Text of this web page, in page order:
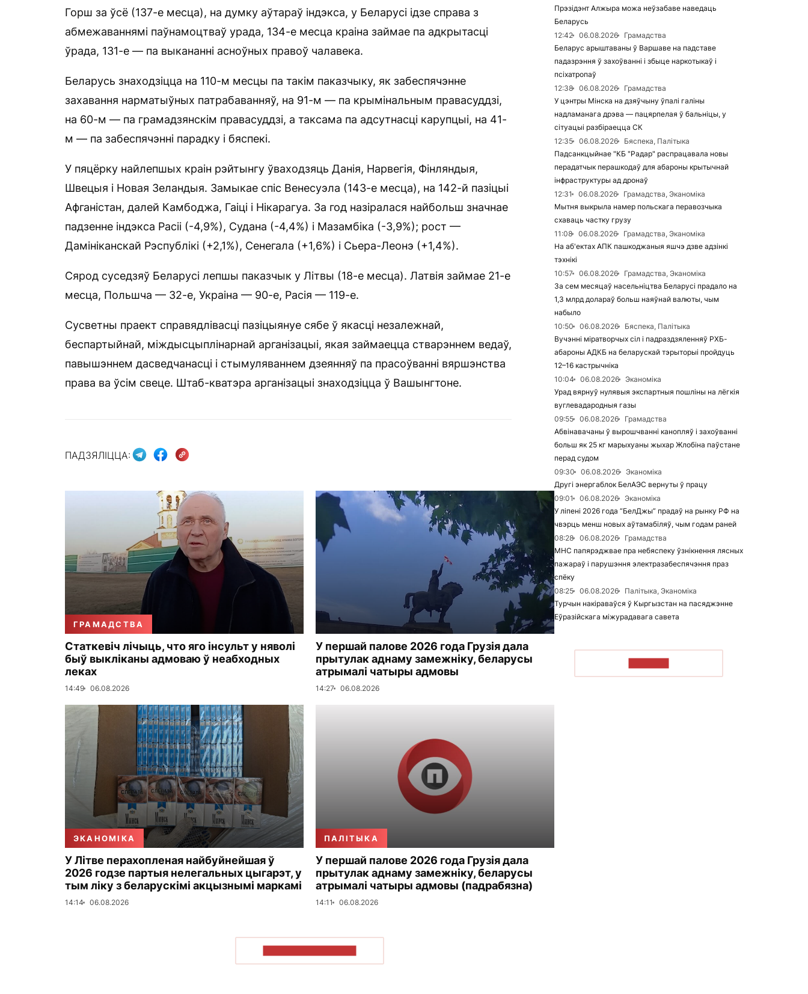
Горш за ўсё (137-е месца), на думку аўтараў індэкса, у Беларусі ідзе справа з
абмежаваннямі паўнамоцтваў урада, 134-е месца краіна займае па адкрытасці
ўрада, 131-е — па выкананні асноўных правоў чалавека.
Беларусь знаходзіцца на 110-м месцы па такім паказчыку, як забеспячэнне
захавання нарматыўных патрабаванняў, на 91-м — па крымінальным правасуддзі,
на 60-м — па грамадзянскім правасуддзі, а таксама па адсутнасці карупцыі, на 41-
м — па забеспячэнні парадку і бяспекі.
У пяцёрку найлепшых краін рэйтынгу ўваходзяць Данія, Нарвегія, Фінляндыя,
Швецыя і Новая Зеландыя. Замыкае спіс Венесуэла (143-е месца), на 142-й пазіцыі
Афганістан, далей Камбоджа, Гаіці і Нікарагуа. За год назіралася найбольш значнае
падзенне індэкса Расіі (-4,9%), Судана (-4,4%) і Мазамбіка (-3,9%); рост —
Дамініканскай Рэспублікі (+2,1%), Сенегала (+1,6%) і Сьера-Леонэ (+1,4%).
Сярод суседзяў Беларусі лепшы паказчык у Літвы (18-е месца). Латвія займае 21-е
месца, Польшча — 32-е, Украіна — 90-е, Расія — 119-е.
Сусветны праект справядлівасці пазіцыянуе сябе ў якасці незалежнай,
беспартыйнай, міждысцыплінарнай арганізацыі, якая займаецца стварэннем ведаў,
павышэннем дасведчанасці і стымуляваннем дзеянняў па прасоўванні вяршэнства
права ва ўсім свеце. Штаб-кватэра арганізацыі знаходзіцца ў Вашынгтоне.
ПАДЗЯЛІЦЦА:
ГРАМАДСТВА
Статкевіч лічыць, что яго інсульт у няволі
быў выкліканы адмоваю ў неабходных
леках
14:49 06.08.2026
У першай палове 2026 года Грузія дала
прытулак аднаму замежніку, беларусы
атрымалі чатыры адмовы
14:27 06.08.2026
ЭКАНОМІКА
У Літве перахопленая найбуйнейшая ў
2026 годзе партыя нелегальных цыгарэт, у
тым ліку з беларускімі акцызнымі маркамі
14:14 06.08.2026
ПАЛІТЫКА
У першай палове 2026 года Грузія дала
прытулак аднаму замежніку, беларусы
атрымалі чатыры адмовы (падрабязна)
14:11 06.08.2026
Прэзідэнт Алжыра можа неўзабаве наведаць
Беларусь
12:42
06.08.2026
Грамадства
Беларус арыштаваны ў Варшаве на падставе
падазрэння ў захоўванні і збыце наркотыкаў і
псіхатропаў
12:38
06.08.2026
Грамадства
У цэнтры Мінска на дзяўчыну ўпалі галіны
надламанага дрэва — пацярпелая ў бальніцы, у
сітуацыі разбіраецца СК
12:35
06.08.2026
Бяспека, Палітыка
Падсанкцыйнае "КБ "Радар" распрацавала новы
перадатчык перашкодаў для абароны крытычнай
інфраструктуры ад дронаў
12:31
06.08.2026
Грамадства, Эканоміка
Мытня выкрыла намер польскага перавозчыка
схаваць частку грузу
11:08
06.08.2026
Грамадства, Эканоміка
На аб'ектах АПК пашкоджаныя яшчэ дзве адзінкі
тэхнікі
10:57
06.08.2026
Грамадства, Эканоміка
За сем месяцаў насельніцтва Беларусі прадало на
1,3 млрд долараў больш наяўнай валюты, чым
набыло
10:50
06.08.2026
Бяспека, Палітыка
Вучэнні міратворчых сіл і падраздзяленняў РХБ-
абароны АДКБ на беларускай тэрыторыі пройдуць
12–16 кастрычніка
10:04
06.08.2026
Эканоміка
Урад вярнуў нулявыя экспартныя пошліны на лёгкія
вуглевадародныя газы
09:55
06.08.2026
Грамадства
Абвінавачаны ў вырошчванні канопляў і захоўванні
больш як 25 кг марыхуаны жыхар Жлобіна паўстане
перад судом
09:30
06.08.2026
Эканоміка
Другі энергаблок БелАЭС вернуты ў працу
09:01
06.08.2026
Эканоміка
У ліпені 2026 года “БелДжы” прадаў на рынку РФ на
чвэрць менш новых аўтамабіляў, чым годам раней
08:28
06.08.2026
Грамадства
МНС папярэджвае пра небяспеку ўзнікнення лясных
пажараў і парушэння электразабеспячэння праз
спёку
08:25
06.08.2026
Палітыка, Эканоміка
Турчын накіраваўся ў Кыргызстан на пасяджэнне
Еўразійскага міжурадавага савета